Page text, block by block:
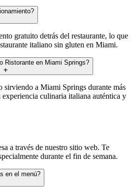
gratuito detrás del restaurante, lo que
italiano sin gluten en Miami.
Ristorante en Miami Springs?
sirviendo a Miami Springs durante más
culinaria italiana auténtica y
a través de nuestro sitio web. Te
durante el fin de semana.
en el menú?